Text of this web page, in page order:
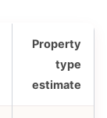
Property
type
estimate